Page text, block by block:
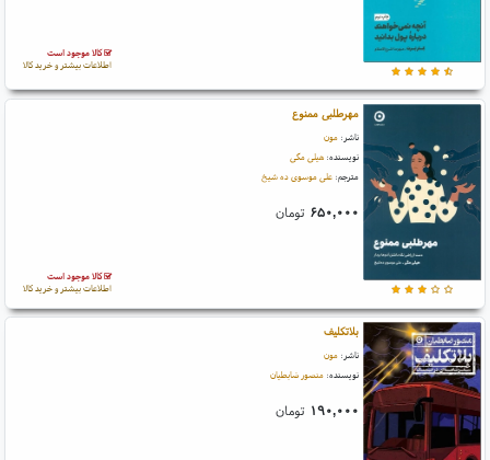
کالا موجود است
اطلاعات بیشتر و خرید کالا
مهرطلبی ممنوع
ناشر: مون
نویسنده: هیلی مگی
مترجم: علی موسوی ده شیخ
۶۵۰,۰۰۰ تومان
کالا موجود است
اطلاعات بیشتر و خرید کالا
بلاتکلیف
ناشر: مون
نویسنده: منصور ضابطیان
۱۹۰,۰۰۰ تومان